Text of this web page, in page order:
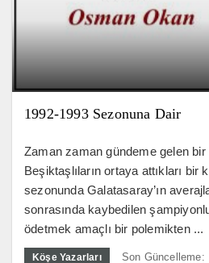
1992-1993 Sezonuna Dair
Zaman zaman gündeme gelen
Beşiktaşlıların ortaya attıkları bir
sezonunda Galatasaray’ın
sonrasında kaybedilen
ödetmek amaçlı bir polemikten ...
Köşe Yazarları Son Güncelleme: